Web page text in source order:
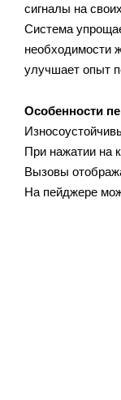
сигналы на
Система
необходимости
улучшает опыт
Особенности
При нажатии на
Вызовы
На пейджере